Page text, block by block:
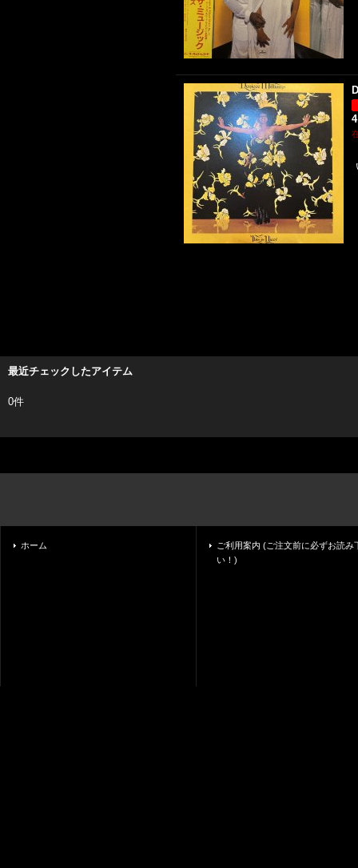
最近チェックしたアイテム
0件
ホーム
ご利用案内 (ご注文前に必ずお読み
い！)